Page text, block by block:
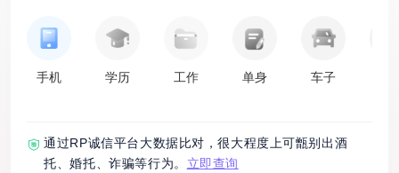
手机 学历 工作 单身 车子
通过RP诚信平台大数据比对，很大程度上可甑别出酒
托、婚托、诈骗等行为。 立即查询